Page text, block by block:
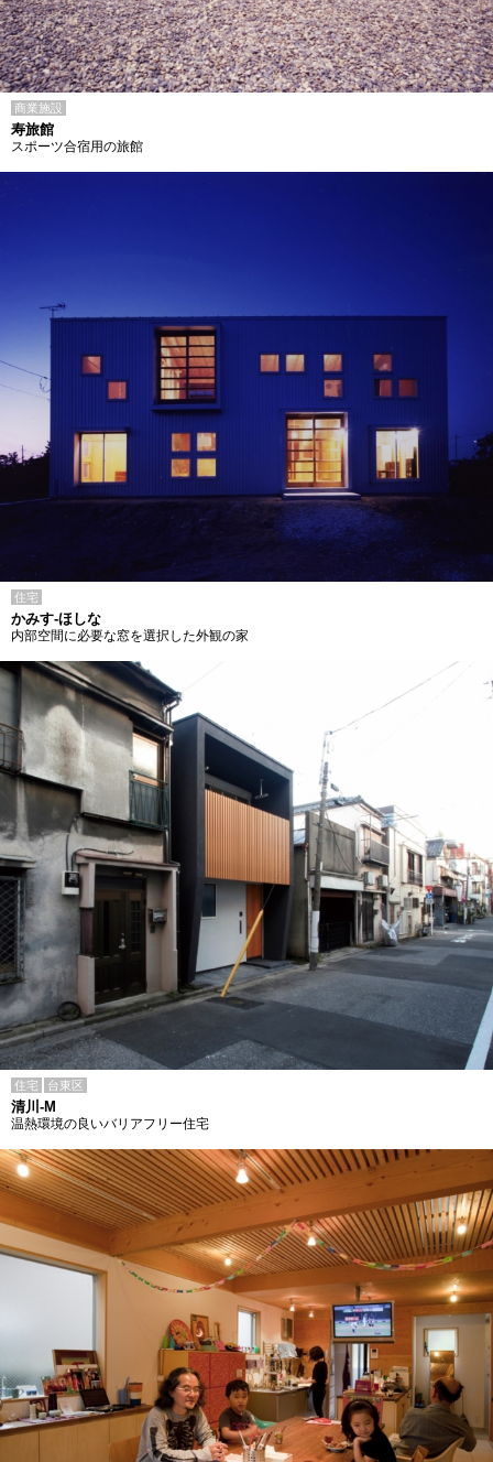
商業施設
寿旅館
スポーツ合宿用の旅館
住宅
かみす-ほしな
内部空間に必要な窓を選択した外観の家
住宅 台東区
清川-M
温熱環境の良いバリアフリー住宅